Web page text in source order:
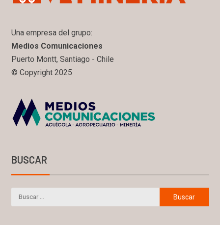
Una empresa del grupo:
Medios Comunicaciones
Puerto Montt, Santiago - Chile
© Copyright 2025
BUSCAR